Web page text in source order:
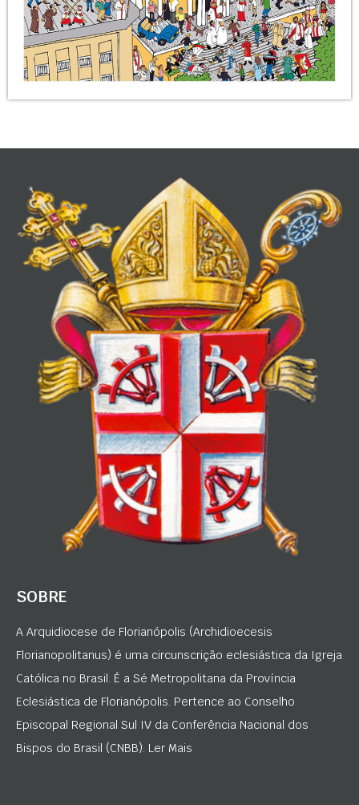
SOBRE
A Arquidiocese de Florianópolis (Archidioecesis
Florianopolitanus) é uma circunscrição eclesiástica da Igreja
Católica no Brasil. É a Sé Metropolitana da Província
Eclesiástica de Florianópolis. Pertence ao Conselho
Episcopal Regional Sul IV da Conferência Nacional dos
Bispos do Brasil (CNBB). Ler Mais